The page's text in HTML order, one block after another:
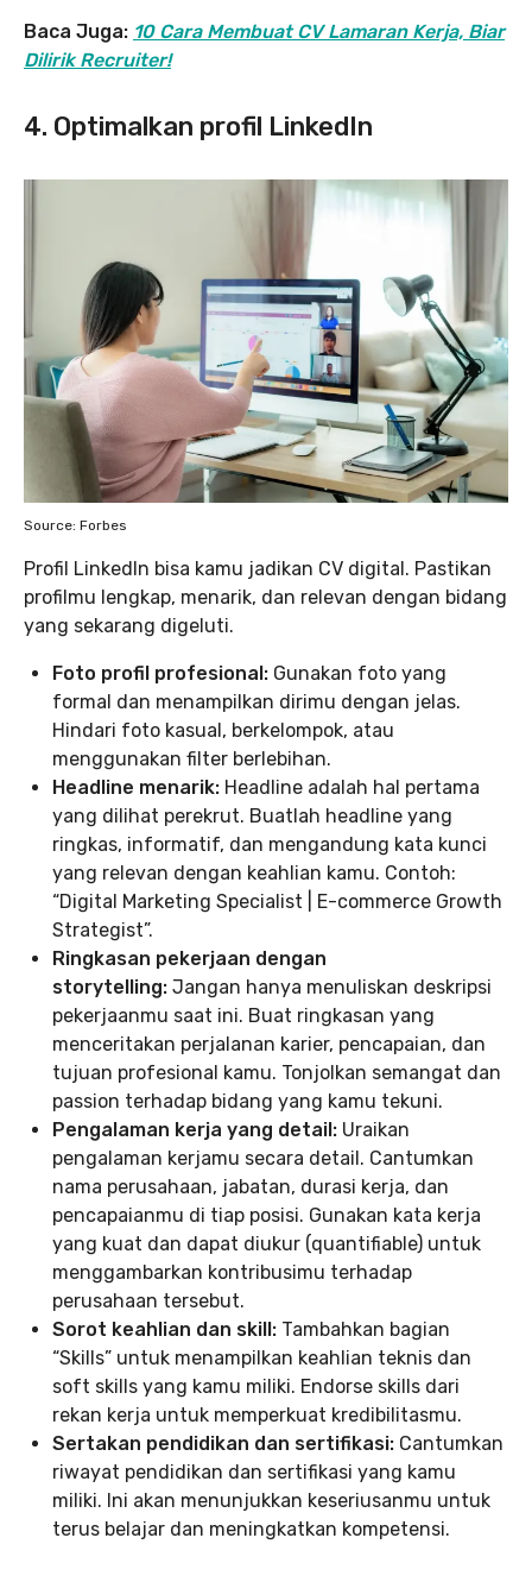
Baca Juga: 10 Cara Membuat CV Lamaran Kerja, Biar
Dilirik Recruiter!
4. Optimalkan profil LinkedIn
Source: Forbes
Profil LinkedIn bisa kamu jadikan CV digital. Pastikan
profilmu lengkap, menarik, dan relevan dengan bidang
yang sekarang digeluti.
Foto profil profesional: Gunakan foto yang
formal dan menampilkan dirimu dengan jelas.
Hindari foto kasual, berkelompok, atau
menggunakan filter berlebihan.
Headline menarik: Headline adalah hal pertama
yang dilihat perekrut. Buatlah headline yang
ringkas, informatif, dan mengandung kata kunci
yang relevan dengan keahlian kamu. Contoh:
“Digital Marketing Specialist | E-commerce Growth
Strategist”.
Ringkasan pekerjaan dengan
storytelling: Jangan hanya menuliskan deskripsi
pekerjaanmu saat ini. Buat ringkasan yang
menceritakan perjalanan karier, pencapaian, dan
tujuan profesional kamu. Tonjolkan semangat dan
passion terhadap bidang yang kamu tekuni.
Pengalaman kerja yang detail: Uraikan
pengalaman kerjamu secara detail. Cantumkan
nama perusahaan, jabatan, durasi kerja, dan
pencapaianmu di tiap posisi. Gunakan kata kerja
yang kuat dan dapat diukur (quantifiable) untuk
menggambarkan kontribusimu terhadap
perusahaan tersebut.
Sorot keahlian dan skill: Tambahkan bagian
“Skills” untuk menampilkan keahlian teknis dan
soft skills yang kamu miliki. Endorse skills dari
rekan kerja untuk memperkuat kredibilitasmu.
Sertakan pendidikan dan sertifikasi: Cantumkan
riwayat pendidikan dan sertifikasi yang kamu
miliki. Ini akan menunjukkan keseriusanmu untuk
terus belajar dan meningkatkan kompetensi.